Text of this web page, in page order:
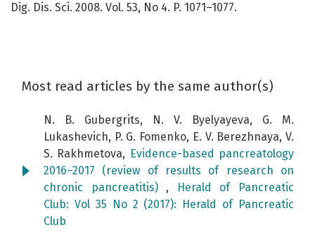
Dig. Dis. Sci. 2008. Vol. 53, No 4. P. 1071–1077.
Most read articles by the same author(s)
N. B. Gubergrits, N. V. Byelyayeva, G. M.
Lukashevich, P. G. Fomenko, E. V. Berezhnaya, V.
S. Rakhmetova, Evidence-based pancreatology
2016–2017 (review of results of research on
chronic pancreatitis) ,
Herald of Pancreatic
Club: Vol 35 No 2 (2017): Herald of Pancreatic
Club